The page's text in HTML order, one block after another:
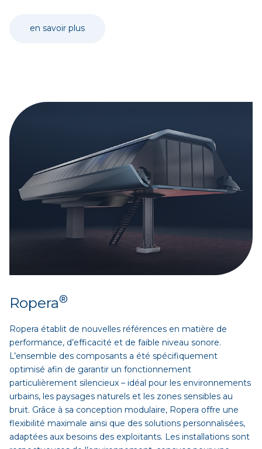
en savoir plus
Ropera®
Ropera établit de nouvelles références en matière de
performance, d’efficacité et de faible niveau sonore.
L’ensemble des composants a été spécifiquement
optimisé afin de garantir un fonctionnement
particulièrement silencieux – idéal pour les environnements
urbains, les paysages naturels et les zones sensibles au
bruit. Grâce à sa conception modulaire, Ropera offre une
flexibilité maximale ainsi que des solutions personnalisées,
adaptées aux besoins des exploitants. Les installations sont